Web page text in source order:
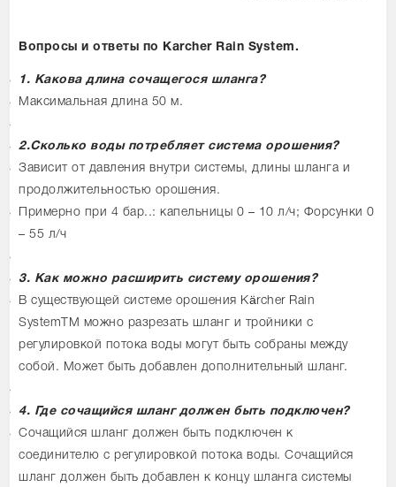
Вопросы и ответы по Karcher Rain System.
1. Какова длина сочащегося шланга?
Максимальная длина 50 м.
2.Сколько воды потребляет система орошения?
Зависит от давления внутри системы, длины шланга и
продолжительностью орошения.
Примерно при 4 бар..: капельницы 0 – 10 л/ч; Форсунки 0
– 55 л/ч
3. Как можно расширить систему орошения?
В существующей системе орошения Kärcher Rain
SystemTM можно разрезать шланг и тройники с
регулировкой потока воды могут быть собраны между
собой. Может быть добавлен дополнительный шланг.
4. Где сочащийся шланг должен быть подключен?
Сочащийся шланг должен быть подключен к
соединителю с регулировкой потока воды. Сочащийся
шланг должен быть добавлен к концу шланга системы